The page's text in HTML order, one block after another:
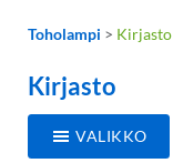
Toholampi > Kirjasto
Kirjasto
VALIKKO